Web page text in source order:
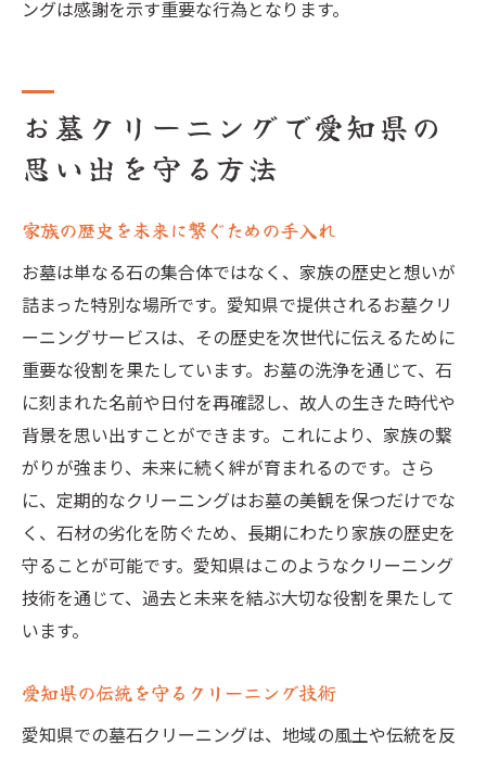
ングは感謝を示す重要な行為となります。
お墓クリーニングで愛知県の
思い出を守る方法
家族の歴史を未来に繋ぐための手入れ
お墓は単なる石の集合体ではなく、家族の歴史と想いが
詰まった特別な場所です。愛知県で提供されるお墓クリ
ーニングサービスは、その歴史を次世代に伝えるために
重要な役割を果たしています。お墓の洗浄を通じて、石
に刻まれた名前や日付を再確認し、故人の生きた時代や
背景を思い出すことができます。これにより、家族の繋
がりが強まり、未来に続く絆が育まれるのです。さら
に、定期的なクリーニングはお墓の美観を保つだけでな
く、石材の劣化を防ぐため、長期にわたり家族の歴史を
守ることが可能です。愛知県はこのようなクリーニング
技術を通じて、過去と未来を結ぶ大切な役割を果たして
います。
愛知県の伝統を守るクリーニング技術
愛知県での墓石クリーニングは、地域の風土や伝統を反